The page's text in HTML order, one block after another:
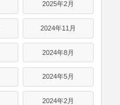
2025年2月
2024年11月
2024年8月
2024年5月
2024年2月